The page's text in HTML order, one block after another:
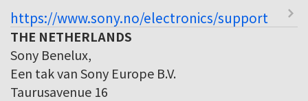
https://www.sony.no/electronics/support
THE NETHERLANDS
Sony Benelux,
Een tak van Sony Europe B.V.
Taurusavenue 16